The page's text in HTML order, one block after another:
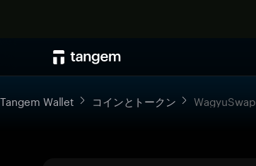
Tangem Wallet コインとトークン WagyuSwap